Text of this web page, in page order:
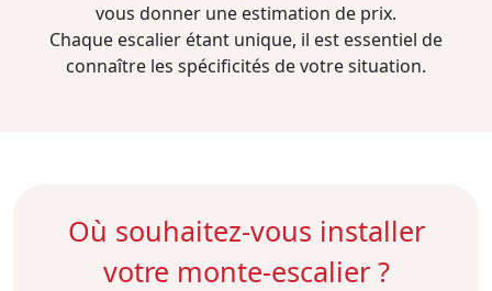
vous donner une estimation de prix.
Chaque escalier étant unique, il est essentiel de
connaître les spécificités de votre situation.
Où souhaitez-vous installer
votre monte-escalier ?